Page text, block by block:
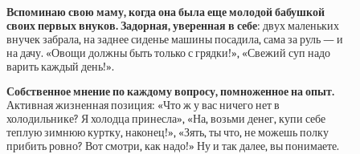
Вспоминаю свою маму, когда она была еще молодой бабушкой
своих первых внуков. Задорная, уверенная в себе: двух маленьких
внучек забрала, на заднее сиденье машины посадила, сама за руль — и
на дачу. «Овощи должны быть только с грядки!», «Свежий суп надо
варить каждый день!».
Собственное мнение по каждому вопросу, помноженное на опыт.
Активная жизненная позиция: «Что ж у вас ничего нет в
холодильнике? Я холодца принесла», «На, возьми денег, купи себе
теплую зимнюю куртку, наконец!», «Зять, ты что, не можешь полку
прибить ровно? Вот смотри, как надо!» Ну и так далее, вы понимаете.